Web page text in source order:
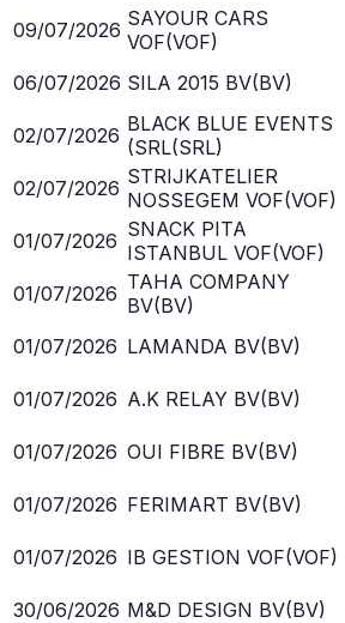
09/07/2026 SAYOUR CARS
VOF(VOF)
06/07/2026 SILA 2015 BV(BV)
02/07/2026 BLACK BLUE EVENTS
(SRL(SRL)
02/07/2026 STRIJKATELIER
NOSSEGEM VOF(VOF)
01/07/2026 SNACK PITA
ISTANBUL VOF(VOF)
01/07/2026 TAHA COMPANY
BV(BV)
01/07/2026 LAMANDA BV(BV)
01/07/2026 A.K RELAY BV(BV)
01/07/2026 OUI FIBRE BV(BV)
01/07/2026 FERIMART BV(BV)
01/07/2026 IB GESTION VOF(VOF)
30/06/2026 M&D DESIGN BV(BV)